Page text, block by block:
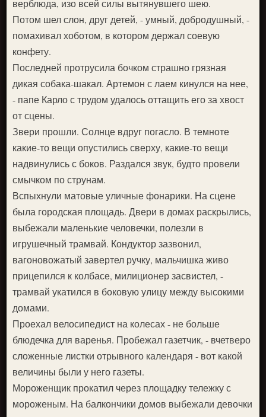
верблюда, изо всей силы вытянувшего шею.
Потом шел слон, друг детей, - умный, добродушный, -
помахивал хоботом, в котором держал соевую
конфету.
Последней протрусила бочком страшно грязная
дикая собака-шакал. Артемон с лаем кинулся на нее,
- папе Карло с трудом удалось оттащить его за хвост
от сцены.
Звери прошли. Солнце вдруг погасло. В темноте
какие-то вещи опустились сверху, какие-то вещи
надвинулись с боков. Раздался звук, будто провели
смычком по струнам.
Вспыхнули матовые уличные фонарики. На сцене
была городская площадь. Двери в домах раскрылись,
выбежали маленькие человечки, полезли в
игрушечный трамвай. Кондуктор зазвонил,
вагоновожатый завертел ручку, мальчишка живо
прицепился к колбасе, милиционер засвистел, -
трамвай укатился в боковую улицу между высокими
домами.
Проехал велосипедист на колесах - не больше
блюдечка для варенья. Пробежал газетчик, - вчетверо
сложенные листки отрывного календаря - вот какой
величины были у него газеты.
Мороженщик прокатил через площадку тележку с
мороженым. На балкончики домов выбежали девочки